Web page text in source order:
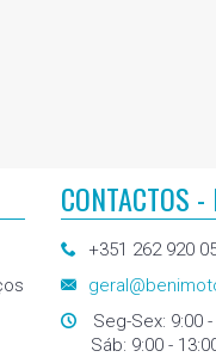
CONTACTOS -
+351 262 920
Seg-Sex: 9:00
Sáb: 9:00 -